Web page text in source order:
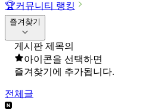
🏆커뮤니티 랭킹
즐겨찾기
게시판 제목의
아이콘을 선택하면
즐겨찾기에 추가됩니다.
전체글